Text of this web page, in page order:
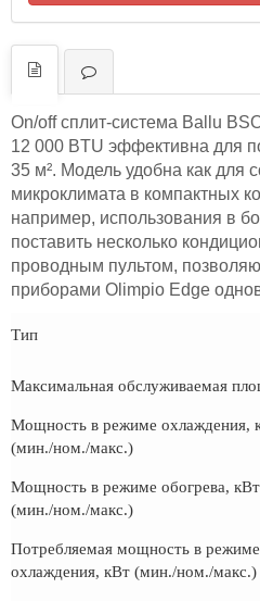
On/off сплит-система Ballu
12 000 BTU эффективна для
35 м². Модель удобна как для
микроклимата в компактных
например, использования в
поставить несколько
проводным пультом,
приборами Olimpio Edge
Тип
Максимальная обслуживаемая
Мощность в режиме охлаждения,
(мин./ном./макс.)
Мощность в режиме обогрева, кВт
(мин./ном./макс.)
Потребляемая мощность в режиме
охлаждения, кВт (мин./ном./макс.)